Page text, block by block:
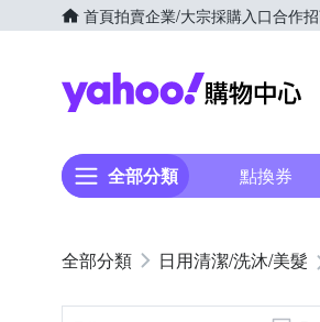
首頁拍賣企業/大宗採購入口合作
全部分類 點換券
日用清潔/洗沐/美髮